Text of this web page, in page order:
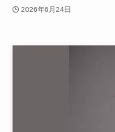
2026年6月24日